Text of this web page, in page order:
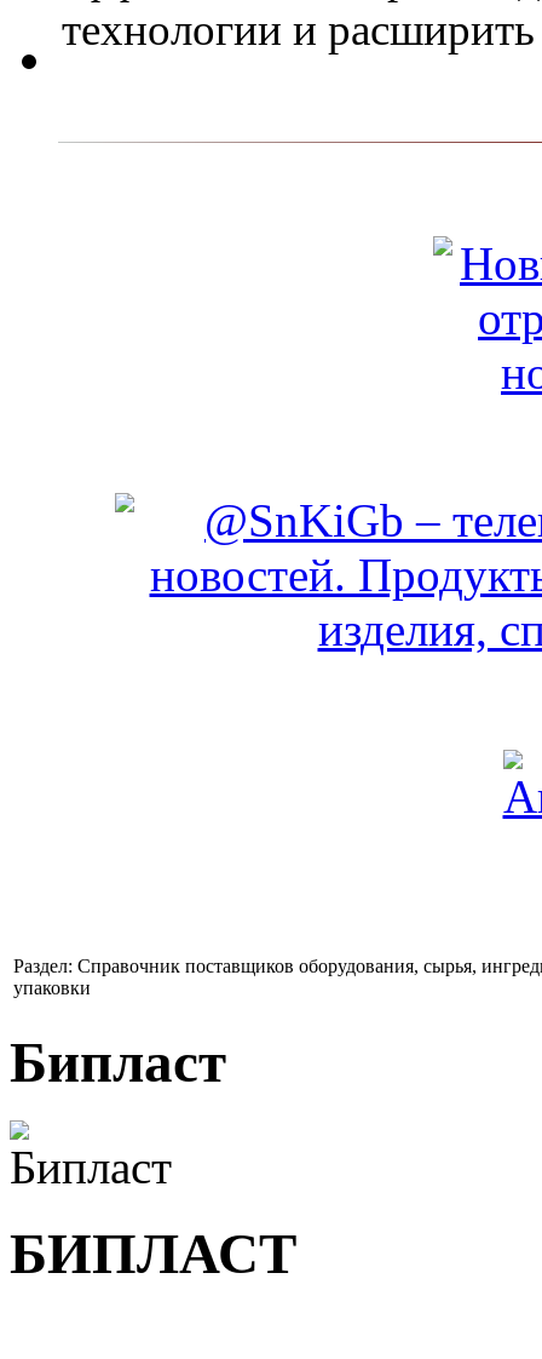
технологии и расширить
Раздел: Справочник поставщиков оборудования, сырья,
упаковки
Бипласт
БИПЛАСТ